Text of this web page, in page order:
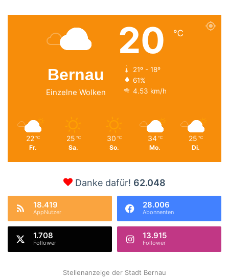
Bernau
Einzelne Wolken
20 ℃
21º - 18º
61%
4.53 km/h
22 ℃
Fr.
25 ℃
Sa.
30 ℃
So.
34 ℃
Mo.
25 ℃
Di.
Danke dafür! 62.048
18.419
AppNutzer
28.006
Abonnenten
1.708
Follower
13.915
Follower
Stellenanzeige der Stadt Bernau